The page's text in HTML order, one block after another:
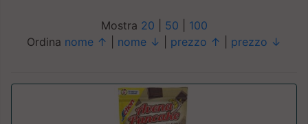
Mostra 20 50
100
Ordina nome ↑ nome ↓ prezzo ↑ prezzo ↓